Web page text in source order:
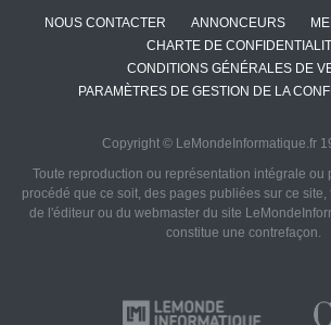
NOUS CONTACTER ANNONCEURS
CHARTE DE
CONDITIONS GÉNÉRALES DE
PARAMÈTRES DE GESTION DE LA
Copyright © LeMondeInformatique.fr
Toute reproduction ou représentation intégrale ou
procédé que ce soit, des pages publiées sur ce
de l'éditeur ou du webmaster du site
constitue une contrefaçon.